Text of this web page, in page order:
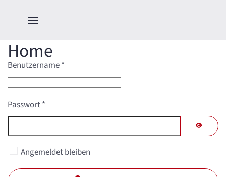
Home
Benutzername*
Passwort*
Angemeldet bleiben